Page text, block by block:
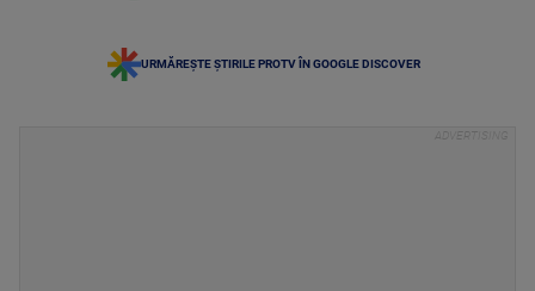
URMĂREȘTE ȘTIRILE PROTV ÎN GOOGLE DISCOVER